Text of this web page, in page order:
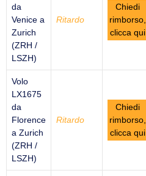
da
Venice a
Zurich
(ZRH /
LSZH)
Ritardo
Chiedi
rimborso,
clicca qui
Volo
LX1675
da
Florence
a Zurich
(ZRH /
LSZH)
Ritardo
Chiedi
rimborso,
clicca qui